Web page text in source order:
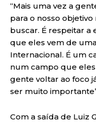
“Mais uma vez a
para o nosso
buscar. É respeitar a
que eles vem de
Internacional. É um
num campo que
gente voltar ao foco
ser muito
Com a saída de Luiz